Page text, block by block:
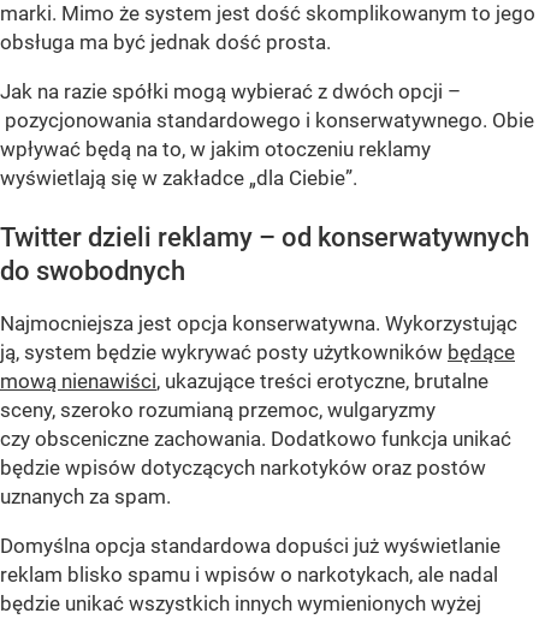
marki. Mimo że system jest dość skomplikowanym to jego
obsługa ma być jednak dość prosta.
Jak na razie spółki mogą wybierać z dwóch opcji –
pozycjonowania standardowego i konserwatywnego. Obie
wpływać będą na to, w jakim otoczeniu reklamy
wyświetlają się w zakładce „dla Ciebie”.
Twitter dzieli reklamy – od konserwatywnych
do swobodnych
Najmocniejsza jest opcja konserwatywna. Wykorzystując
ją, system będzie wykrywać posty użytkowników będące
mową nienawiści, ukazujące treści erotyczne, brutalne
sceny, szeroko rozumianą przemoc, wulgaryzmy
czy obsceniczne zachowania. Dodatkowo funkcja unikać
będzie wpisów dotyczących narkotyków oraz postów
uznanych za spam.
Domyślna opcja standardowa dopuści już wyświetlanie
reklam blisko spamu i wpisów o narkotykach, ale nadal
będzie unikać wszystkich innych wymienionych wyżej